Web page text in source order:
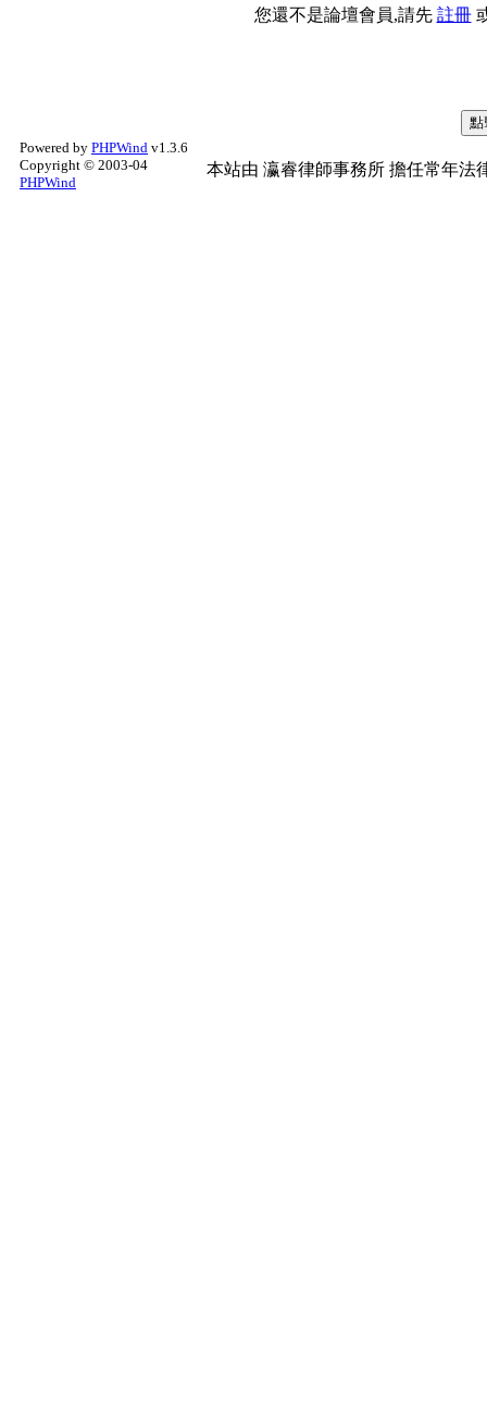
您還不是論壇會員,請先 註冊
Powered by PHPWind v1.3.6
Copyright © 2003-04
PHPWind
本站由 瀛睿律師事務所 擔任常年法